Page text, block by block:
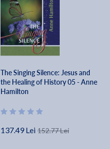
The Singing Silence: Jesus and
the Healing of History 05 - Anne
Hamilton
137.49 Lei 152.77 Lei